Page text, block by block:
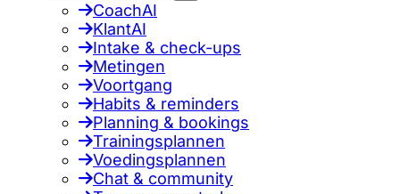
CoachAI
KlantAI
Intake & check-ups
Metingen
Voortgang
Habits & reminders
Planning & bookings
Trainingsplannen
Voedingsplannen
Chat & community